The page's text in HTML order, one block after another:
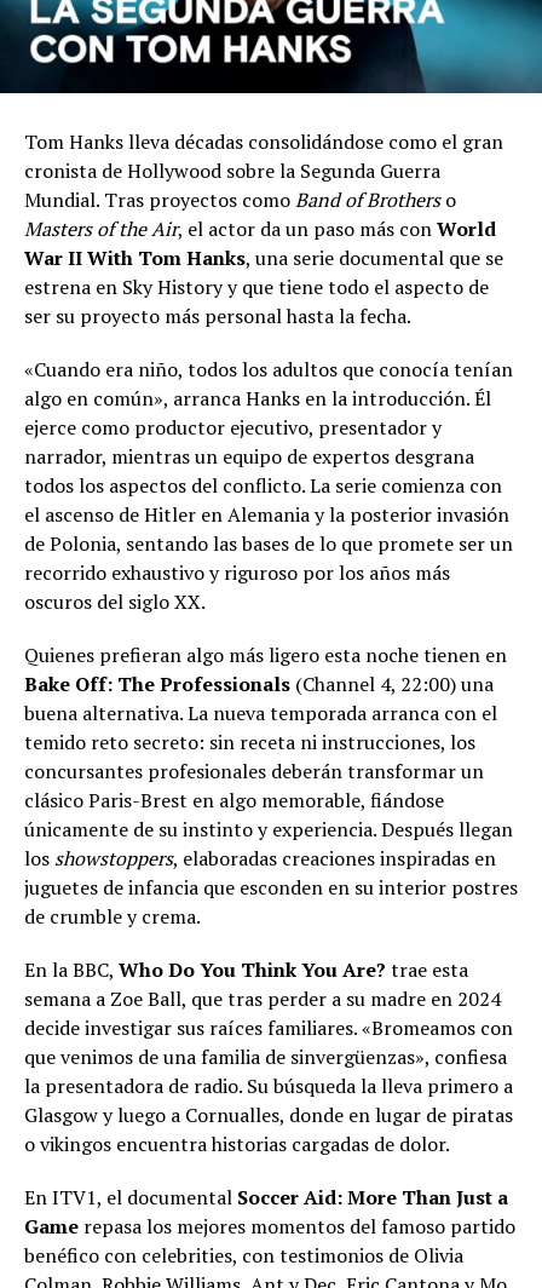
Tom Hanks lleva décadas consolidándose como el gran
cronista de Hollywood sobre la Segunda Guerra
Mundial. Tras proyectos comoBand of Brotherso
Masters of the Air, el actor da un paso más conWorld
War II With Tom Hanks, una serie documental que se
estrena en Sky History y que tiene todo el aspecto de
ser su proyecto más personal hasta la fecha.
«Cuando era niño, todos los adultos que conocía tenían
algo en común», arranca Hanks en la introducción. Él
ejerce como productor ejecutivo, presentador y
narrador, mientras un equipo de expertos desgrana
todos los aspectos del conflicto. La serie comienza con
el ascenso de Hitler en Alemania y la posterior invasión
de Polonia, sentando las bases de lo que promete ser un
recorrido exhaustivo y riguroso por los años más
oscuros del siglo XX.
Quienes prefieran algo más ligero esta noche tienen en
Bake Off: The Professionals (Channel 4, 22:00) una
buena alternativa. La nueva temporada arranca con el
temido reto secreto: sin receta ni instrucciones, los
concursantes profesionales deberán transformar un
clásico Paris-Brest en algo memorable, fiándose
únicamente de su instinto y experiencia. Después llegan
los showstoppers, elaboradas creaciones inspiradas en
juguetes de infancia que esconden en su interior postres
de crumble y crema.
En la BBC, Who Do You Think You Are? trae esta
semana a Zoe Ball, que tras perder a su madre en 2024
decide investigar sus raíces familiares. «Bromeamos con
que venimos de una familia de sinvergüenzas», confiesa
la presentadora de radio. Su búsqueda la lleva primero a
Glasgow y luego a Cornualles, donde en lugar de piratas
o vikingos encuentra historias cargadas de dolor.
En ITV1, el documental Soccer Aid: More Than Just a
Game repasa los mejores momentos del famoso partido
benéfico con celebrities, con testimonios de Olivia